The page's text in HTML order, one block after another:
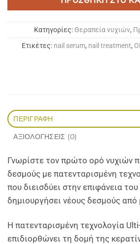
Κατηγορίες:Θεραπεία νυχιών,
Ετικέτες: nail serum, nail treatment,
ΠΕΡΙΓΡΑΦΉ
ΑΞΙΟΛΟΓΉΣΕΙΣ (0)
Γνωρίστε τον πρώτο ορό νυχιών
δεσμούς με πατενταρισμένη
που διεισδύει στην επιφάνεια του
δημιουργήσει νέους δεσμούς από
Η πατενταρισμένη τεχνολογία
επιδιορθώνει τη δομή της